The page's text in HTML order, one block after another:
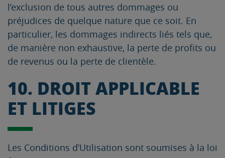
l’exclusion de tous autres dommages ou
préjudices de quelque nature que ce soit. En
particulier, les dommages indirects liés tels que,
de manière non exhaustive, la perte de profits ou
de revenus ou la perte de clientèle.
10. DROIT APPLICABLE
ET LITIGES
Les Conditions d’Utilisation sont soumises à la loi